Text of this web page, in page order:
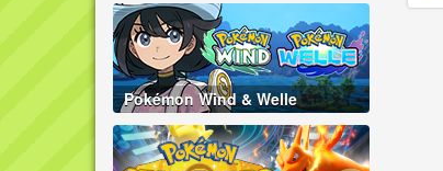
Pokémon Wind & Welle